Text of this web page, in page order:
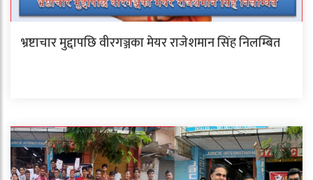
भ्रष्टाचार मुद्दापछि वीरगञ्जका मेयर राजेशमान सिंह निलम्बित